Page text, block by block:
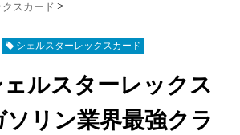
スカード
シェルスターレックスカード
ェルスターレックス
リン業界最強クラ